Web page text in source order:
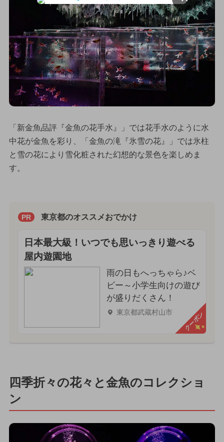
「新金魚品評『金魚の花手水』」では花手水のように水
中花が金魚を彩り、「金魚の滝『氷雪の花』」では氷柱
と雪の花により雪化粧された幻想的な景色を楽しめま
す。
PR 東京都のオススメおでかけ
日本最大級！いつでも思いっきり遊べる
屋内遊園地
雨の日もへっちゃら♪ベ
ビー～小学生向けの遊び
が盛りだくさん！
東京都武蔵村山市 クーポン
四季折々の花々と金魚のコレクショ
ン